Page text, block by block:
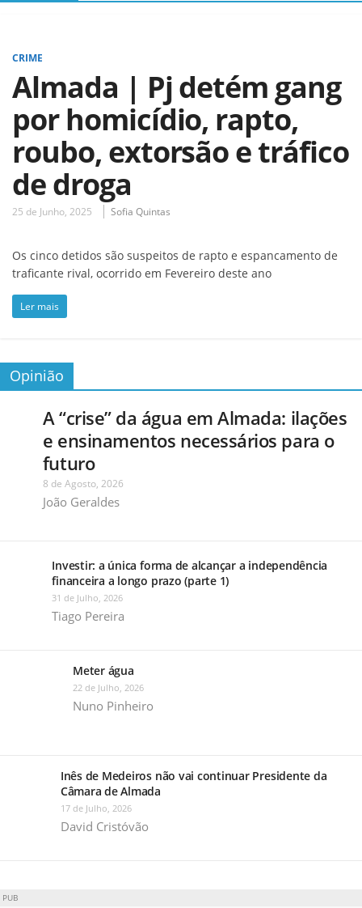
CRIME
Almada | Pj detém gang
por homicídio, rapto,
roubo, extorsão e tráfico
de droga
25 de Junho, 2025 Sofia Quintas
Os cinco detidos são suspeitos de rapto e espancamento de
traficante rival, ocorrido em Fevereiro deste ano
Ler mais
Opinião
A “crise” da água em Almada: ilações
e ensinamentos necessários para o
futuro
8 de Agosto, 2026
João Geraldes
Investir: a única forma de alcançar a independência
financeira a longo prazo (parte 1)
31 de Julho, 2026
Tiago Pereira
Meter água
22 de Julho, 2026
Nuno Pinheiro
Inês de Medeiros não vai continuar Presidente da
Câmara de Almada
17 de Julho, 2026
David Cristóvão
PUB